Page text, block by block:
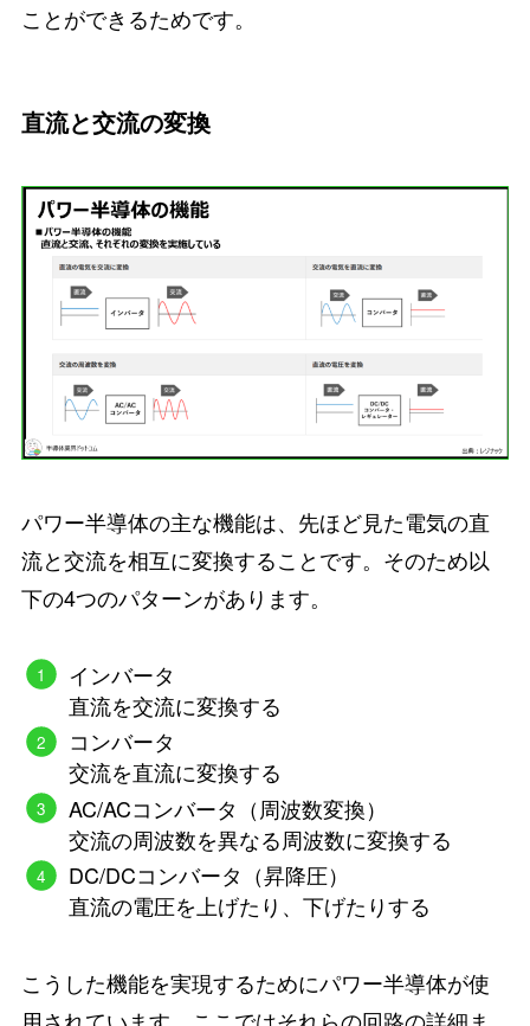
ことができるためです。
直流と交流の変換
パワー半導体の主な機能は、先ほど見た電気の直
流と交流を相互に変換することです。そのため以
下の4つのパターンがあります。
インバータ
直流を交流に変換する
コンバータ
交流を直流に変換する
AC/ACコンバータ（周波数変換）
交流の周波数を異なる周波数に変換する
DC/DCコンバータ（昇降圧）
直流の電圧を上げたり、下げたりする
こうした機能を実現するためにパワー半導体が使